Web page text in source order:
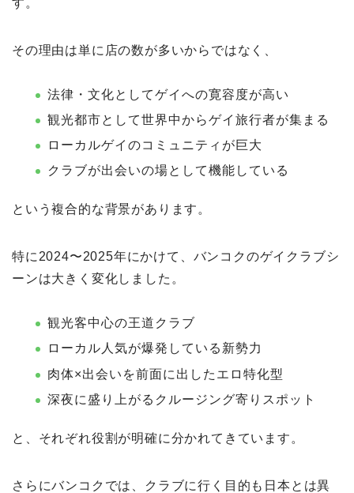
その理由は単に店の数が多いからではなく、
法律・文化としてゲイへの寛容度が高い
観光都市として世界中からゲイ旅行者が集まる
ローカルゲイのコミュニティが巨大
クラブが出会いの場として機能している
という複合的な背景があります。
特に2024〜2025年にかけて、バンコクのゲイクラブシ
ーンは大きく変化しました。
観光客中心の王道クラブ
ローカル人気が爆発している新勢力
肉体×出会いを前面に出したエロ特化型
深夜に盛り上がるクルージング寄りスポット
と、それぞれ役割が明確に分かれてきています。
さらにバンコクでは、クラブに行く目的も日本とは異